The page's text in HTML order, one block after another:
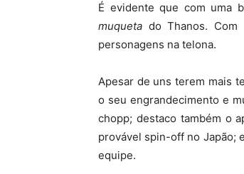
É evidente que com uma
muqueta do Thanos.
personagens na telona.
Apesar de uns terem mais
o seu engrandecimento e
chopp; destaco também o
provável spin-off no Japão;
equipe.